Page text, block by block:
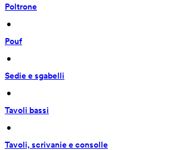
Poltrone
•
Pouf
•
Sedie e sgabelli
•
Tavoli bassi
•
Tavoli, scrivanie e consolle